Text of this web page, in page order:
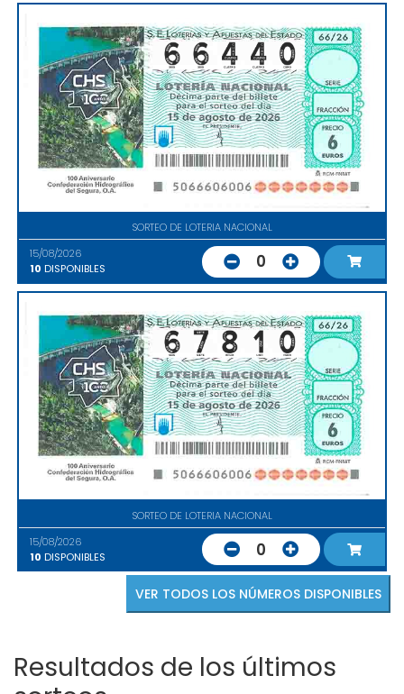
SORTEO DE LOTERIA NACIONAL
15/08/2026
10 DISPONIBLES 0
SORTEO DE LOTERIA NACIONAL
15/08/2026
10 DISPONIBLES 0
VER TODOS LOS NÚMEROS DISPONIBLES
Resultados de los últimos